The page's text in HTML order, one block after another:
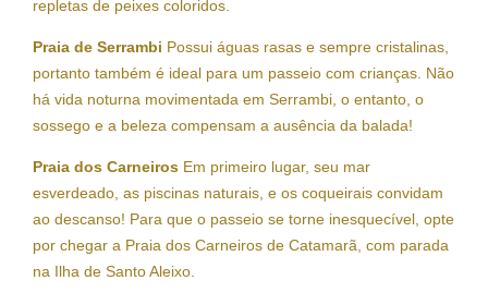
repletas de peixes coloridos.
Praia de Serrambi Possui águas rasas e sempre cristalinas,
portanto também é ideal para um passeio com crianças. Não
há vida noturna movimentada em Serrambi, o entanto, o
sossego e a beleza compensam a ausência da balada!
Praia dos Carneiros Em primeiro lugar, seu mar
esverdeado, as piscinas naturais, e os coqueirais convidam
ao descanso! Para que o passeio se torne inesquecível, opte
por chegar a Praia dos Carneiros de Catamarã, com parada
na Ilha de Santo Aleixo.